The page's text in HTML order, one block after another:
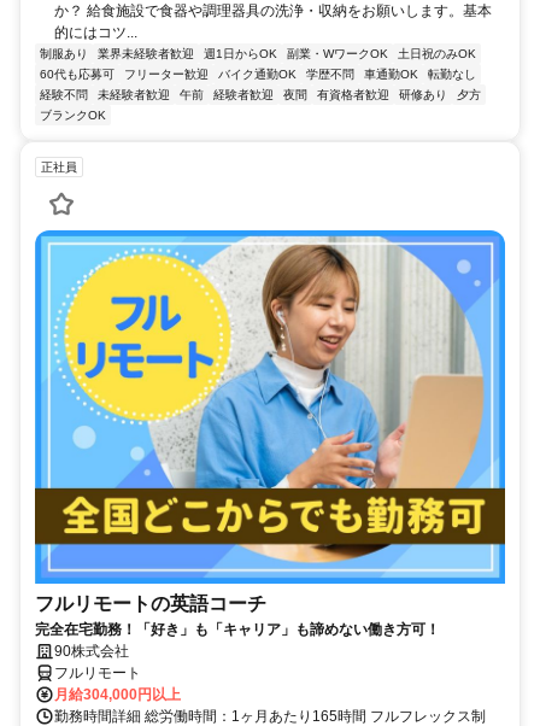
か？ 給食施設で食器や調理器具の洗浄・収納をお願いします。基本
的にはコツ...
制服あり 業界未経験者歓迎 週1日からOK 副業・WワークOK
土日祝のみOK
60代も応募可
フリーター歓迎 バイク通勤OK 学歴不問 車通勤OK
転勤なし
経験不問
未経験者歓迎 午前 経験者歓迎 夜間 有資格者歓迎 研修あり
夕方
ブランクOK
正社員
フルリモートの英語コーチ
完全在宅勤務！「好き」も「キャリア」も諦めない働き方可！
90株式会社
フルリモート
月給304,000円以上
勤務時間詳細 総労働時間：1ヶ月あたり165時間 フルフレックス制